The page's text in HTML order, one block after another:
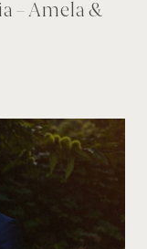
– Amela &